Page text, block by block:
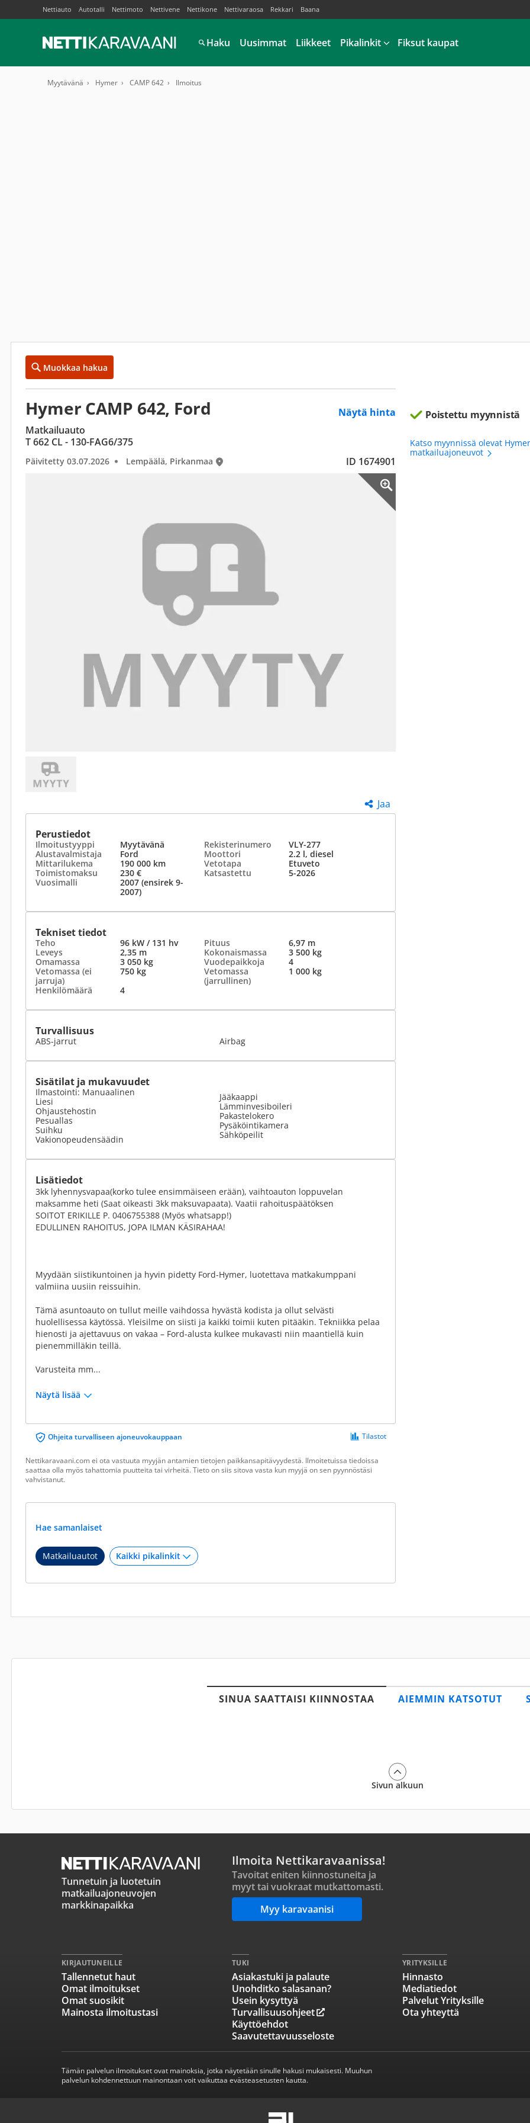
Nettiauto Autotalli Nettimoto Nettivene Nettikone Nettivaraosa Rekkari Baana
Haku Uusimmat Liikkeet Pikalinkit Fiksut kaupat
Myytävänä Hymer CAMP 642 Ilmoitus
Muokkaa hakua
Hymer CAMP 642, Ford
Näytä hinta
Matkailuauto
T 662 CL - 130-FAG6/375
Päivitetty 03.07.2026 Lempäälä, Pirkanmaa ID 1674901
Jaa
Perustiedot
Ilmoitustyyppi Myytävänä Rekisterinumero
VLY-277
Alustavalmistaja
Ford Moottori
2.2 l, diesel
Mittarilukema
190 000 km Vetotapa
Etuveto
Toimistomaksu
230 € Katsastettu
5-2026
Vuosimalli
2007 (ensirek 9-
2007)
Tekniset tiedot
Teho 96 kW / 131 hv Pituus
6,97 m
Leveys
2,35 m Kokonaismassa
3 500 kg
Omamassa
3 050 kg Vuodepaikkoja
4
Vetomassa (ei
jarruja)
750 kg
Vetomassa
(jarrullinen)
1 000 kg
Henkilömäärä
4
Turvallisuus
ABS-jarrut Airbag
Sisätilat ja mukavuudet
Ilmastointi: Manuaalinen
Liesi
Ohjaustehostin
Pesuallas
Suihku
Vakionopeudensäädin
Jääkaappi
Lämminvesiboileri
Pakastelokero
Pysäköintikamera
Sähköpeilit
Lisätiedot
3kk lyhennysvapaa(korko tulee ensimmäiseen erään), vaihtoauton loppuvelan
maksamme heti (Saat oikeasti 3kk maksuvapaata). Vaatii rahoituspäätöksen
SOITOT ERIKILLE P. 0406755388 (Myös whatsapp!)
EDULLINEN RAHOITUS, JOPA ILMAN KÄSIRAHAA!
Myydään siistikuntoinen ja hyvin pidetty Ford-Hymer, luotettava matkakumppani
valmiina uusiin reissuihin.
Tämä asuntoauto on tullut meille vaihdossa hyvästä kodista ja ollut selvästi
huolellisessa käytössä. Yleisilme on siisti ja kaikki toimii kuten pitääkin. Tekniikka pelaa
hienosti ja ajettavuus on vakaa – Ford-alusta kulkee mukavasti niin maantiellä kuin
pienemmilläkin teillä.
Varusteita mm...
Näytä lisää
Ohjeita turvalliseen ajoneuvokauppaan Tilastot
Nettikaravaani.com ei ota vastuuta myyjän antamien tietojen paikkansapitävyydestä. Ilmoitetuissa tiedoissa
saattaa olla myös tahattomia puutteita tai virheitä. Tieto on siis sitova vasta kun myyjä on sen pyynnöstäsi
vahvistanut.
Hae samanlaiset
Matkailuautot
Poistettu myynnistä
Katso myynnissä olevat
matkailuajoneuvot
SINUA SAATTAISI KIINNOSTAA AIEMMIN KATSOTUT
Sivun alkuun
Tunnetuin ja luotetuin
matkailuajoneuvojen
markkinapaikka
Ilmoita Nettikaravaanissa!
Tavoitat eniten kiinnostuneita ja
myyt tai vuokraat mutkattomasti.
Myy karavaanisi
KIRJAUTUNEILLE
Tallennetut haut
Omat ilmoitukset
Omat suosikit
Mainosta ilmoitustasi
TUKI
Asiakastuki ja palaute
Unohditko salasanan?
Usein kysyttyä
Turvallisuusohjeet
Käyttöehdot
Saavutettavuusseloste
YRITYKSILLE
Hinnasto
Mediatiedot
Palvelut Yrityksille
Ota yhteyttä
Tämän palvelun ilmoitukset ovat mainoksia, jotka näytetään sinulle hakusi mukaisesti. Muuhun
palvelun kohdennettuun mainontaan voit vaikuttaa evästeasetusten kautta.